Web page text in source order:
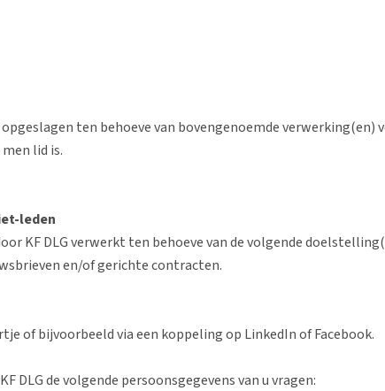
ten behoeve van bovengenoemde verwerking(en)
lid is.
leden
KF DLG verwerkt ten behoeve van de volgende
en/of gerichte contracten.
of bijvoorbeeld via een koppeling op LinkedIn of Facebook.
DLG de volgende persoonsgegevens van u vragen: